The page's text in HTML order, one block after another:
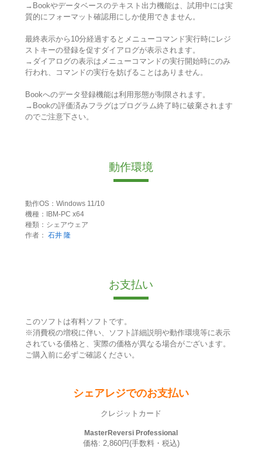
→Bookやデータベースのテキスト出力機能は、試用中には実
質的にフォーマット確認用にしか使用できません。
最終表示から10分経過するとメニューコマンド実行時にレジ
ストキーの登録を促すダイアログが表示されます。
→ダイアログの表示はメニューコマンドの実行開始時にのみ
行われ、コマンドの実行を妨げることはありません。
Bookへのデータ登録機能は利用形態が制限されます。
→Bookの評価済みフラグはプログラム終了時に破棄されます
のでご注意下さい。
動作環境
動作OS：Windows 11/10
機種：IBM-PC x64
種類：シェアウェア
作者： 石井 隆
お支払い
このソフトは有料ソフトです。
※消費税の増税に伴い、ソフト詳細説明や動作環境等に表示
されている価格と、実際の価格が異なる場合がございます。
ご購入前に必ずご確認ください。
シェアレジでのお支払い
クレジットカード
MasterReversi Professional
価格: 2,860円(手数料・税込)